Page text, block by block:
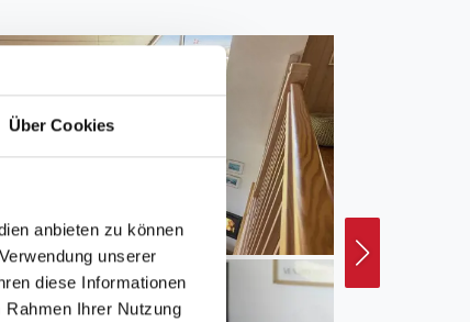
Über Cookies
anbieten zu können
unserer
diese Informationen
Ihrer Nutzung